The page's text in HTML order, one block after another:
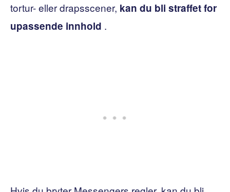
tortur- eller drapsscener, kan du bli straffet for
upassende innhold .